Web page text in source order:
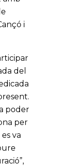
i
del
poder
per
va